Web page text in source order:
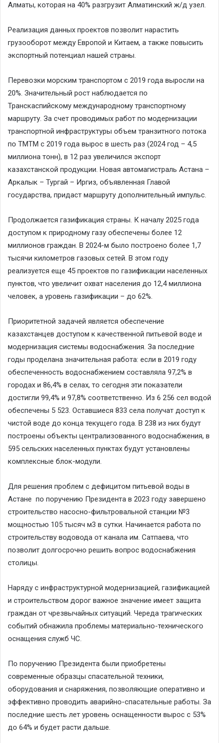
Алматы, которая на 40% разгрузит Алматинский ж/д узел.
Реализация данных проектов позволит нарастить
грузооборот между Европой и Китаем, а также повысить
экспортный потенциал нашей страны.
Перевозки морским транспортом с 2019 года выросли на
20%. Значительный рост наблюдается по
Транскаспийскому международному транспортному
маршруту. За счет проводимых работ по модернизации
транспортной инфраструктуры объем транзитного потока
по ТМТМ с 2019 года вырос в шесть раз (2024 год – 4,5
миллиона тонн), в 12 раз увеличился экспорт
казахстанской продукции. Новая автомагистраль Астана –
Аркалык – Тургай – Иргиз, объявленная Главой
государства, придаст маршруту дополнительный импульс.
Продолжается газификация страны. К началу 2025 года
доступом к природному газу обеспечены более 12
миллионов граждан. В 2024-м было построено более 1,7
тысячи километров газовых сетей. В этом году
реализуется еще 45 проектов по газификации населенных
пунктов, что увеличит охват населения до 12,4 миллиона
человек, а уровень газификации – до 62%.
Приоритетной задачей является обеспечение
казахстанцев доступом к качественной питьевой воде и
модернизация системы водоснабжения. За последние
годы проделана значительная работа: если в 2019 году
обеспеченность водоснабжением составляла 97,2% в
городах и 86,4% в селах, то сегодня эти показатели
достигли 99,4% и 97,8% соответственно. Из 6 256 сел водой
обеспечены 5 523. Оставшиеся 833 села получат доступ к
чистой воде до конца текущего года. В 238 из них будут
построены объекты централизованного водоснабжения, в
595 сельских населенных пунктах будут установлены
комплексные блок-модули.
Для решения проблем с дефицитом питьевой воды в
Астане по поручению Президента в 2023 году завершено
строительство насосно-фильтровальной станции №3
мощностью 105 тысяч м3 в сутки. Начинается работа по
строительству водовода от канала им. Сатпаева, что
позволит долгосрочно решить вопрос водоснабжения
столицы.
Наряду с инфраструктурной модернизацией, газификацией
и строительством дорог важное значение имеет защита
граждан от чрезвычайных ситуаций. Череда трагических
событий обнажила проблемы материально-технического
оснащения служб ЧС.
По поручению Президента были приобретены
современные образцы спасательной техники,
оборудования и снаряжения, позволяющие оперативно и
эффективно проводить аварийно-спасательные работы. За
последние шесть лет уровень оснащенности вырос с 53%
до 64% и будет расти дальше.